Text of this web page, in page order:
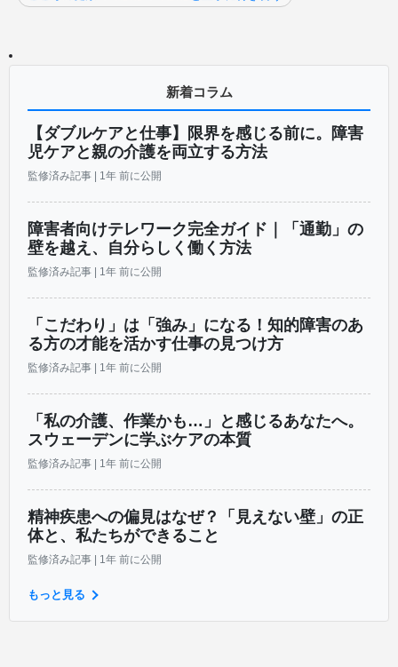
新着コラム
【ダブルケアと仕事】限界を感じる前に。障害
児ケアと親の介護を両立する方法
監修済み記事 1年 前に公開
障害者向けテレワーク完全ガイド｜「通勤」の
壁を越え、自分らしく働く方法
監修済み記事 1年 前に公開
「こだわり」は「強み」になる！知的障害のあ
る方の才能を活かす仕事の見つけ方
監修済み記事 1年 前に公開
「私の介護、作業かも…」と感じるあなたへ。
スウェーデンに学ぶケアの本質
監修済み記事 1年 前に公開
精神疾患への偏見はなぜ？「見えない壁」の正
体と、私たちができること
監修済み記事 1年 前に公開
もっと見る